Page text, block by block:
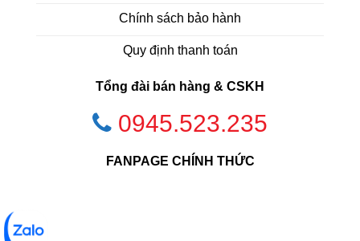
Chính sách bảo hành
Quy định thanh toán
Tổng đài bán hàng & CSKH
0945.523.235
FANPAGE CHÍNH THỨC